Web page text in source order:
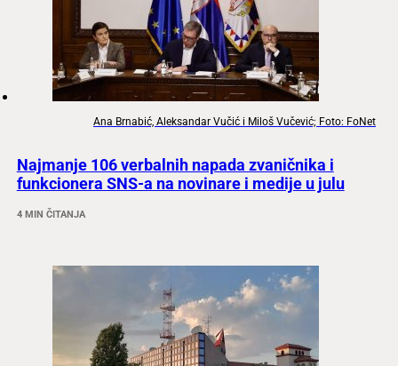
Ana Brnabić, Aleksandar Vučić i Miloš Vučević; Foto: FoNet
Najmanje 106 verbalnih napada zvaničnika i
funkcionera SNS-a na novinare i medije u julu
4 MIN ČITANJA